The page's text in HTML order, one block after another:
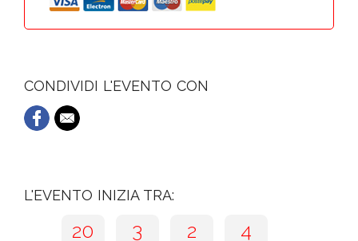
CONDIVIDI L'EVENTO CON
L'EVENTO INIZIA TRA:
20 3 2 3